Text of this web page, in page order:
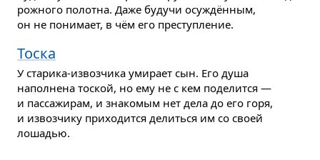
рожного полотна. Даже будучи осуждённым,
он не понимает, в чём его преступление.
Тоска
У старика-извозчика умирает сын. Его душа
наполнена тоской, но ему не с кем поделится —
и пассажирам, и знакомым нет дела до его горя,
и извозчику приходится делиться им со своей
лошадью.